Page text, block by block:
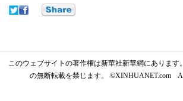
このウェブサイトの著作権は新華社新華網にあります
の無断転載を禁じます。 ©XINHUANET.com All